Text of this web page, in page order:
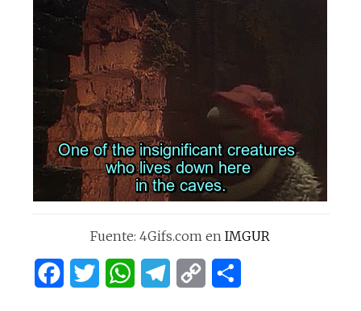
Fuente: 4Gifs.com enIMGUR
FacebookTwitter WhatsAppTelegram
Copy